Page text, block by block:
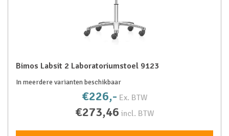
Bimos Labsit 2 Laboratoriumstoel 9123
In meerdere varianten beschikbaar
€226,- Ex. BTW
€273,46 incl. BTW